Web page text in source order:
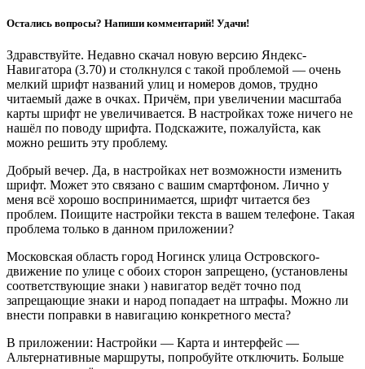
Остались вопросы? Напиши комментарий! Удачи!
Здравствуйте. Недавно скачал новую версию Яндекс-
Навигатора (3.70) и столкнулся с такой проблемой — очень
мелкий шрифт названий улиц и номеров домов, трудно
читаемый даже в очках. Причём, при увеличении масштаба
карты шрифт не увеличивается. В настройках тоже ничего не
нашёл по поводу шрифта. Подскажите, пожалуйста, как
можно решить эту проблему.
Добрый вечер. Да, в настройках нет возможности изменить
шрифт. Может это связано с вашим смартфоном. Лично у
меня всё хорошо воспринимается, шрифт читается без
проблем. Поищите настройки текста в вашем телефоне. Такая
проблема только в данном приложении?
Московская область город Ногинск улица Островского-
движение по улице с обоих сторон запрещено, (установлены
соответствующие знаки ) навигатор ведёт точно под
запрещающие знаки и народ попадает на штрафы. Можно ли
внести поправки в навигацию конкретного места?
В приложении: Настройки — Карта и интерфейс —
Альтернативные маршруты, попробуйте отключить. Больше